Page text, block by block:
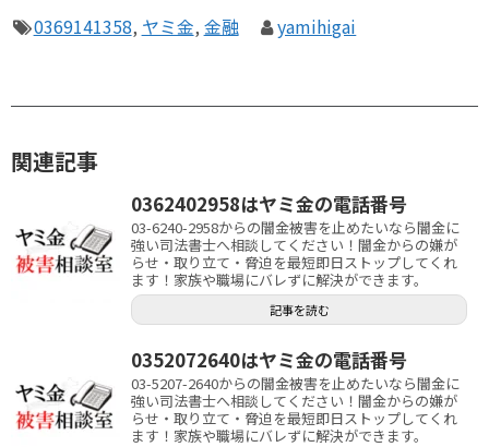
0369141358, ヤミ金, 金融 yamihigai
関連記事
0362402958はヤミ金の電話番号
03-6240-2958からの闇金被害を止めたいなら闇金に
強い司法書士へ相談してください！闇金からの嫌が
らせ・取り立て・脅迫を最短即日ストップしてくれ
ます！家族や職場にバレずに解決ができます。
記事を読む
0352072640はヤミ金の電話番号
03-5207-2640からの闇金被害を止めたいなら闇金に
強い司法書士へ相談してください！闇金からの嫌が
らせ・取り立て・脅迫を最短即日ストップしてくれ
ます！家族や職場にバレずに解決ができます。